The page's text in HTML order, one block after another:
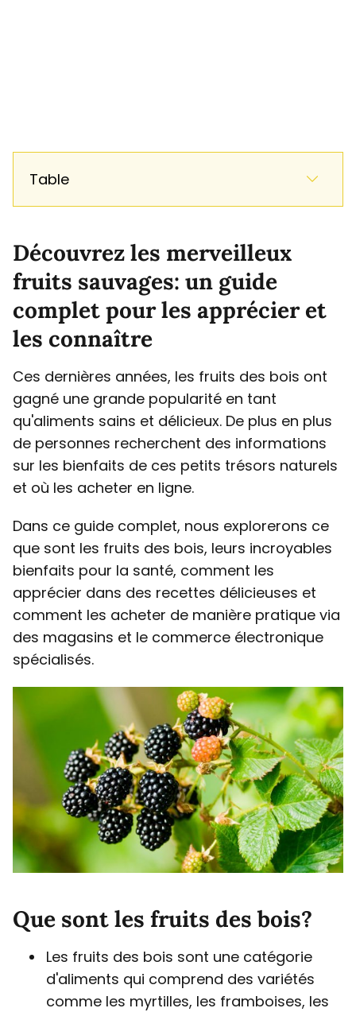
Table
Découvrez les merveilleux
fruits sauvages: un guide
complet pour les apprécier et
les connaître
Ces dernières années, les fruits des bois ont
gagné une grande popularité en tant
qu'aliments sains et délicieux. De plus en plus
de personnes recherchent des informations
sur les bienfaits de ces petits trésors naturels
et où les acheter en ligne.
Dans ce guide complet, nous explorerons ce
que sont les fruits des bois, leurs incroyables
bienfaits pour la santé, comment les
apprécier dans des recettes délicieuses et
comment les acheter de manière pratique via
des magasins et le commerce électronique
spécialisés.
Que sont les fruits des bois?
Les fruits des bois sont une catégorie
d'aliments qui comprend des variétés
comme les myrtilles, les framboises, les